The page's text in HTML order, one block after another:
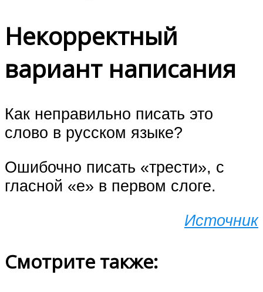
Некорректный
вариант написания
Как неправильно писать это
слово в русском языке?
Ошибочно писать «трести», с
гласной «е» в первом слоге.
Источник
Смотрите также: